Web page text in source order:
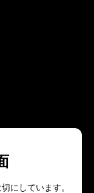
にしています。